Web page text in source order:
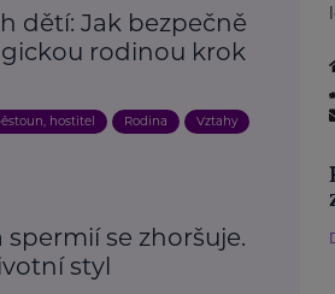
dětí: Jak bezpečně
rodinou krok
hostitel Rodina Vztahy
se zhoršuje.
styl